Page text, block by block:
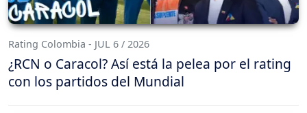
Rating Colombia - JUL 6 / 2026
¿RCN o Caracol? Así está la pelea por el rating
con los partidos del Mundial